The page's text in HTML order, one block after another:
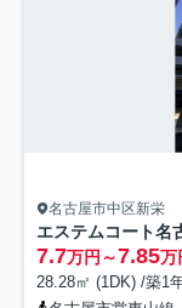
名古屋市中区新栄
エステムコート名
7.7万円～7.85万
28.28㎡ (1DK) /築1